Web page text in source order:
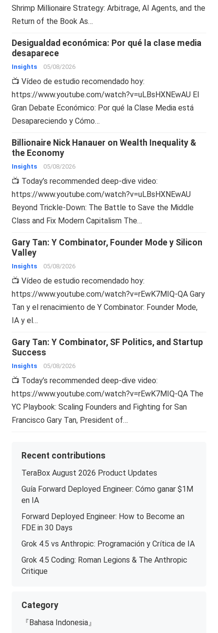
Shrimp Millionaire Strategy: Arbitrage, AI Agents, and the
Return of the Book As…
Desigualdad económica: Por qué la clase media
desaparece
Insights 05/08/2026
📺 Vídeo de estudio recomendado hoy:
https://www.youtube.com/watch?v=uLBsHXNEwAU El
Gran Debate Económico: Por qué la Clase Media está
Desapareciendo y Cómo…
Billionaire Nick Hanauer on Wealth Inequality &
the Economy
Insights 05/08/2026
📺 Today’s recommended deep-dive video:
https://www.youtube.com/watch?v=uLBsHXNEwAU
Beyond Trickle-Down: The Battle to Save the Middle
Class and Fix Modern Capitalism The…
Gary Tan: Y Combinator, Founder Mode y Silicon
Valley
Insights 05/08/2026
📺 Vídeo de estudio recomendado hoy:
https://www.youtube.com/watch?v=rEwK7MIQ-QA Gary
Tan y el renacimiento de Y Combinator: Founder Mode,
IA y el…
Gary Tan: Y Combinator, SF Politics, and Startup
Success
Insights 05/08/2026
📺 Today’s recommended deep-dive video:
https://www.youtube.com/watch?v=rEwK7MIQ-QA The
YC Playbook: Scaling Founders and Fighting for San
Francisco Gary Tan, President of…
Recent contributions
TeraBox August 2026 Product Updates
Guía Forward Deployed Engineer: Cómo ganar $1M
en IA
Forward Deployed Engineer: How to Become an
FDE in 30 Days
Grok 4.5 vs Anthropic: Programación y Crítica de IA
Grok 4.5 Coding: Roman Legions & The Anthropic
Critique
Category
『Bahasa Indonesia』